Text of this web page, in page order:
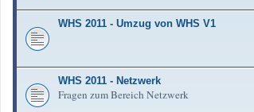
WHS 2011 - Umzug von WHS V1
WHS 2011 - Netzwerk
Fragen zum Bereich Netzwerk